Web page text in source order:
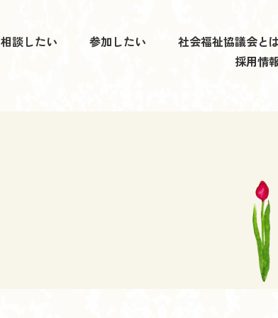
相談したい 参加したい
社会福祉協議会と
採用情